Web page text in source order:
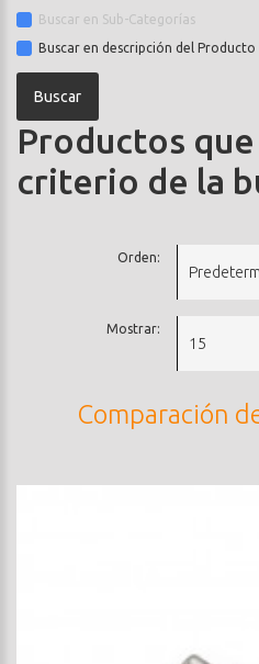
Buscar en Sub-Categorías
Buscar en descripción del Producto
Productos
criterio de la
Orden:
Mostrar:
15
Comparación